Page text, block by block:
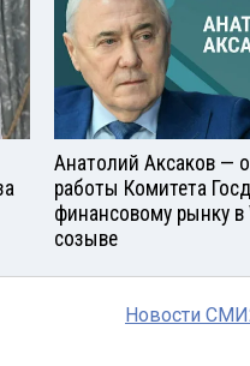
Анатолий Аксаков —
работы Комитета
финансовому рынку в
созыве
Новости